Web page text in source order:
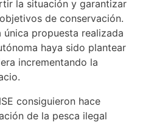
la situación y garantizar
de conservación.
única propuesta realizada
haya sido plantear
incrementando la
consiguieron hace
de la pesca ilegal